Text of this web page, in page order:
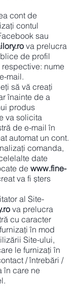
cont de
contul
sau
va prelucra
de profil
nume
mail.
să vă creați
înainte de a
produs
va solicita
de e-mail în
automat un cont.
comanda,
date
dewww.fine-
va fi șters
al Site-
va prelucra
cu caracter
în mod
Site-ului,
le furnizați în
/ întrebări /
în care ne